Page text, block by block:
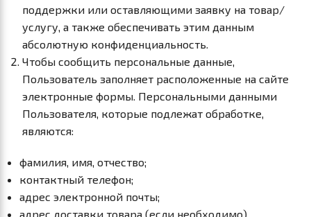
поддержки или оставляющими заявку на товар/
услугу, а также обеспечивать этим данным
абсолютную конфиденциальность.
Чтобы сообщить персональные данные,
Пользователь заполняет расположенные на сайте
электронные формы. Персональными данными
Пользователя, которые подлежат обработке,
являются:
фамилия, имя, отчество;
контактный телефон;
адрес электронной почты;
адрес доставки товара (если необходимо).